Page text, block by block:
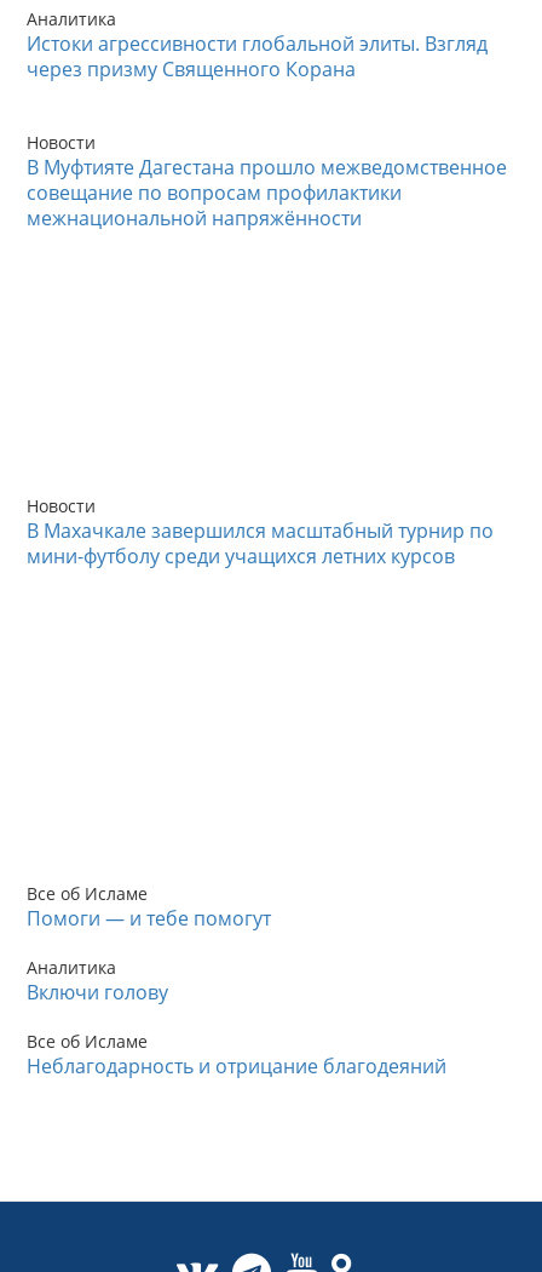
Аналитика
Истоки агрессивности глобальной элиты. Взгляд
через призму Священного Корана
Новости
В Муфтияте Дагестана прошло межведомственное
совещание по вопросам профилактики
межнациональной напряжённости
Новости
В Махачкале завершился масштабный турнир по
мини-футболу среди учащихся летних курсов
Все об Исламе
Помоги — и тебе помогут
Аналитика
Включи голову
Все об Исламе
Неблагодарность и отрицание благодеяний